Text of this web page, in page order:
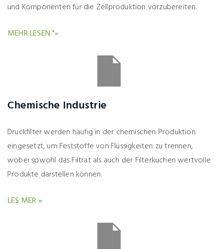
und Komponenten für die Zellproduktion vorzubereiten.
MEHR LESEN "»
Chemische Industrie
Druckfilter werden häufig in der chemischen Produktion
eingesetzt, um Feststoffe von Flüssigkeiten zu trennen,
wobei sowohl das Filtrat als auch der Filterkuchen wertvolle
Produkte darstellen können.
LES MER »